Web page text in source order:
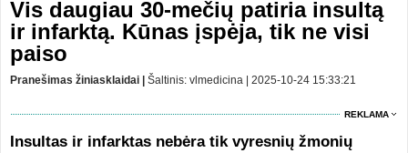
Vis daugiau 30-mečių patiria insultą
ir infarktą. Kūnas įspėja, tik ne visi
paiso
Pranešimas žiniasklaidai | Šaltinis: vlmedicina | 2025-10-24 15:33:21
REKLAMA
Insultas ir infarktas nebėra tik vyresnių žmonių